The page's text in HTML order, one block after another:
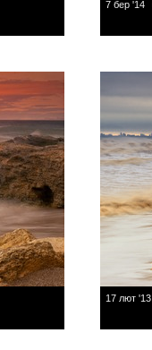
7 бер '14
17 лют '13